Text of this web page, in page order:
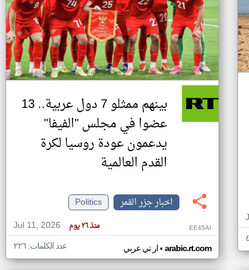
بينهم ممثلو 7 دول عربية.. 13
عضوا في مجلس "الفيفا"
يدعمون عودة روسيا لكرة
القدم العالمية
اخبار جزر القمر
Politics
Jul 11, 2026
منذ ٢٦ يوم EE45AI
ار تي عربي• arabic.rt.com عدد الكلمات: ٢٢٦